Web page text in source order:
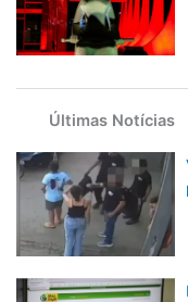
Últimas Notícias